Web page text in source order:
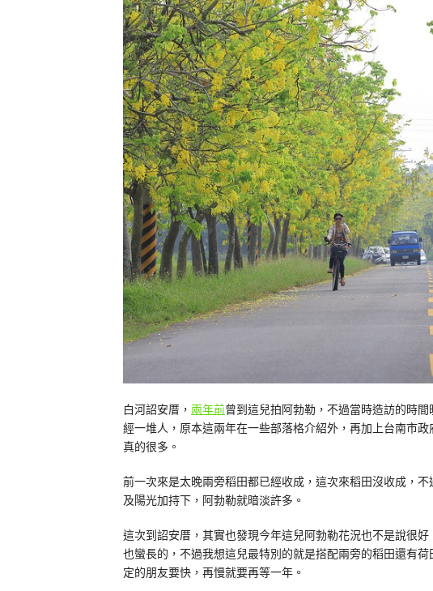
白河詔安厝， 兩年前曾到這兒拍阿勃勒，不過當時造訪的時
經一堆人，原本這兩年在一些部落格介紹外，再加上台南市
真的很多。
前一次來是太晚兩旁稻田都已經收成，這次來稻田沒收成，
及陽光加持下，阿勃勒就暗淡許多。
這次到詔安厝，其實也發現今年這兒阿勃勒花況也不是說很
也蠻長的，不過我想這兒最特別的就是搭配兩旁的稻田還有
定的朋友要快，再慢就要再等一年。